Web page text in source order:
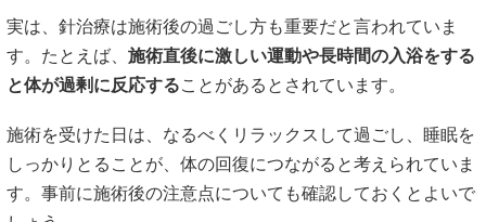
#妊娠中の鍼灸注意点
#信頼できる鍼灸師選び
#施術後のセルフケア